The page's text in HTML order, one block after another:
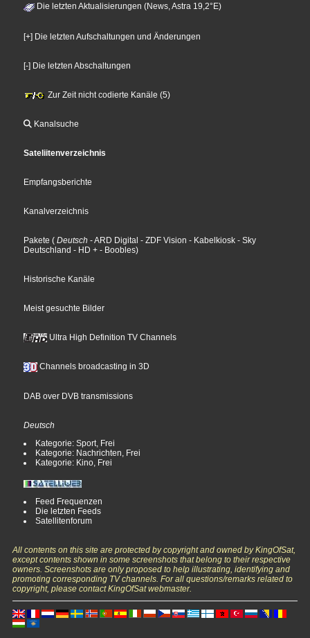
Die letzten Aktualisierungen (News, Astra 19,2°E)
[+] Die letzten Aufschaltungen und Änderungen
[-] Die letzten Abschaltungen
Zur Zeit nicht codierte Kanäle (5)
Kanalsuche
Sateliitenverzeichnis
Empfangsberichte
Kanalverzeichnis
Pakete ( Deutsch - ARD Digital - ZDF Vision - Kabelkiosk - Sky
Deutschland - HD + - Boobles)
Historische Kanäle
Meist gesuchte Bilder
Ultra High Definition TV Channels
Channels broadcasting in 3D
DAB over DVB transmissions
Deutsch
Kategorie: Sport, Frei
Kategorie: Nachrichten, Frei
Kategorie: Kino, Frei
Feed Frequenzen
Die letzten Feeds
Satellitenforum
All contents on this site are protected by copyright and owned by KingOfSat,
except contents shown in some screenshots that belong to their respective
owners. Screenshots are only proposed to help illustrating, identifying and
promoting corresponding TV channels. For all questions/remarks related to
copyright, please contact KingOfSat webmaster.